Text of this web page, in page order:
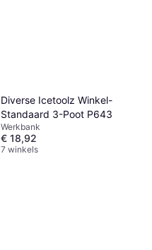
Diverse Icetoolz Winkel-
Standaard 3-Poot P643
Werkbank
€ 18,92
7 winkels